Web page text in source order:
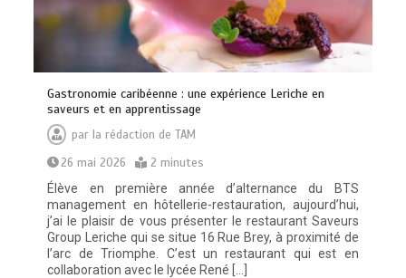
Gastronomie caribéenne : une expérience Leriche en
saveurs et en apprentissage
par la rédaction de TAM
26 mai 2026
2 minutes
Élève en première année d’alternance du BTS
management en hôtellerie-restauration, aujourd’hui,
j’ai le plaisir de vous présenter le restaurant Saveurs
Group Leriche qui se situe 16 Rue Brey, à proximité de
l’arc de Triomphe. C’est un restaurant qui est en
collaboration avec le lycée René […]